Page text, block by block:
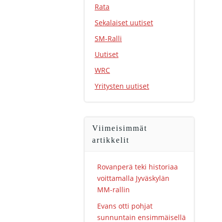
Rata
Sekalaiset uutiset
SM-Ralli
Uutiset
WRC
Yritysten uutiset
Viimeisimmät
artikkelit
Rovanperä teki historiaa
voittamalla Jyväskylän
MM-rallin
Evans otti pohjat
sunnuntain ensimmäisellä